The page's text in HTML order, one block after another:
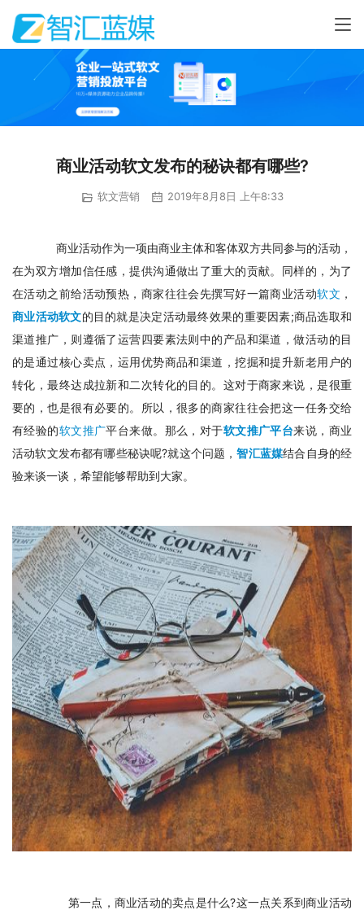
商业活动软文发布的秘诀都有哪些?
软文营销 2019年8月8日 上午8:33
商业活动作为一项由商业主体和客体双方共同参与的活动，
在为双方增加信任感，提供沟通做出了重大的贡献。同样的，为了
在活动之前给活动预热，商家往往会先撰写好一篇商业活动软文 ，
商业活动软文的目的就是决定活动最终效果的重要因素;商品选取和
渠道推广，则遵循了运营四要素法则中的产品和渠道，做活动的目
的是通过核心卖点，运用优势商品和渠道，挖掘和提升新老用户的
转化，最终达成拉新和二次转化的目的。这对于商家来说，是很重
要的，也是很有必要的。所以，很多的商家往往会把这一任务交给
有经验的软文推广平台来做。那么，对于软文推广平台来说，商业
活动软文发布都有哪些秘诀呢?就这个问题，智汇蓝媒结合自身的经
验来谈一谈，希望能够帮助到大家。
第一点，商业活动的卖点是什么?这一点关系到商业活动